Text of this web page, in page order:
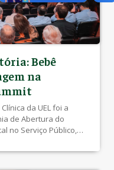
Bebê
na
da UEL foi a
de Abertura do
no Serviço Público,
Aurora, em Londrina.